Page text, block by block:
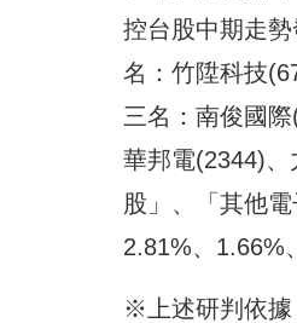
控台股中期走
名：竹陞科技
三名：南俊國
華邦電(2344)
股」、「其他
2.81%、1.66%
※上述研判依